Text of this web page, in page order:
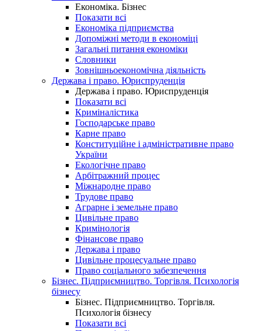
Економіка. Бізнес
Показати всі
Економіка підприємства
Допоміжні методи в економіці
Загальні питання економіки
Словники
Зовнішньоекономічна діяльність
Держава і право. Юриспруденція
Держава і право. Юриспруденція
Показати всі
Криміналістика
Господарське право
Карне право
Конституційне і адміністративне право
України
Екологічне право
Арбітражний процес
Міжнародне право
Трудове право
Аграрне і земельне право
Цивільне право
Кримінологія
Фінансове право
Держава і право
Цивільне процесуальне право
Право соціального забезпечення
Бізнес. Підприємництво. Торгівля. Психологія
бізнесу
Бізнес. Підприємництво. Торгівля.
Психологія бізнесу
Показати всі